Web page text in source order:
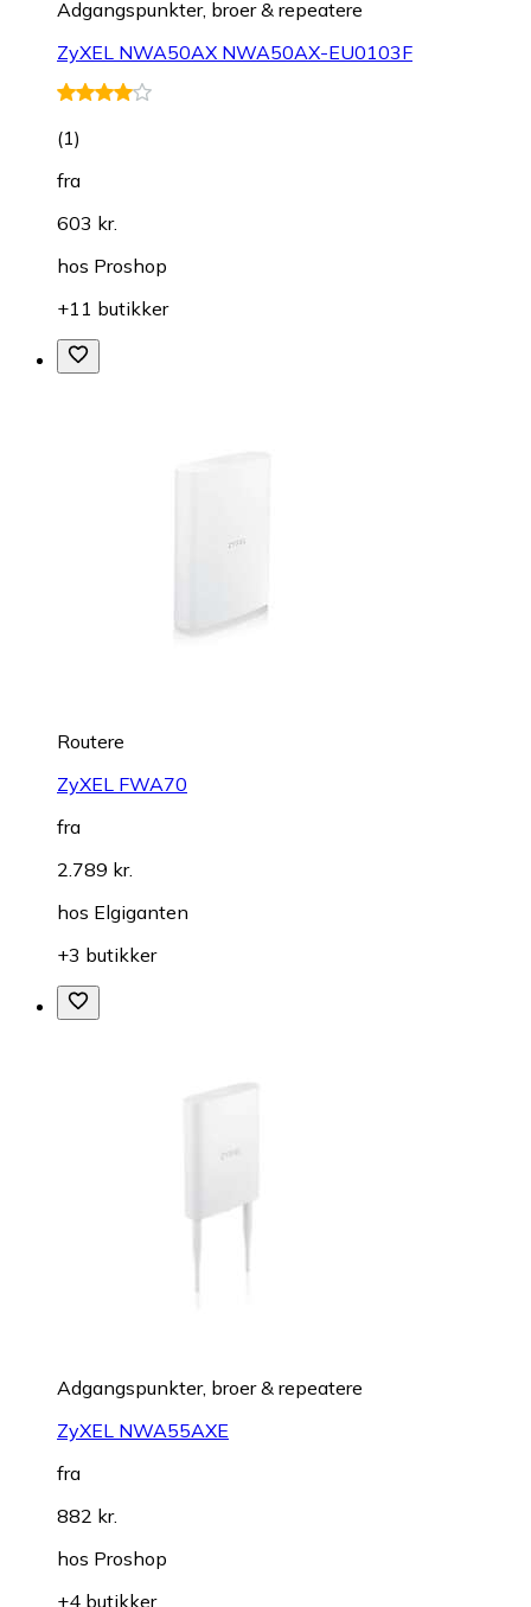
Adgangspunkter, broer & repeatere
ZyXEL NWA50AX NWA50AX-EU0103F
(1)
fra
603 kr.
hos Proshop
+11 butikker
Routere
ZyXEL FWA70
fra
2.789 kr.
hos Elgiganten
+3 butikker
Adgangspunkter, broer & repeatere
ZyXEL NWA55AXE
fra
882 kr.
hos Proshop
+4 butikker